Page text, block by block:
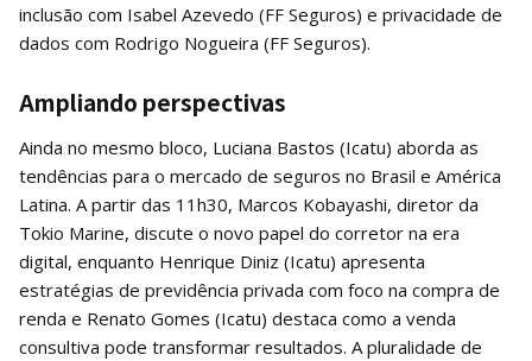
inclusão com Isabel Azevedo (FF Seguros) e privacidade de
dados com Rodrigo Nogueira (FF Seguros).
Ampliando perspectivas
Ainda no mesmo bloco, Luciana Bastos (Icatu) aborda as
tendências para o mercado de seguros no Brasil e América
Latina. A partir das 11h30, Marcos Kobayashi, diretor da
Tokio Marine, discute o novo papel do corretor na era
digital, enquanto Henrique Diniz (Icatu) apresenta
estratégias de previdência privada com foco na compra de
renda e Renato Gomes (Icatu) destaca como a venda
consultiva pode transformar resultados. A pluralidade de